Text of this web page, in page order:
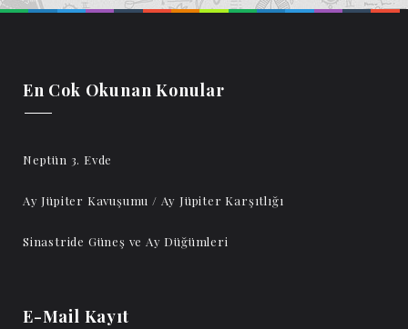
En Cok Okunan Konular
Neptün 3. Evde
Ay Jüpiter Kavuşumu / Ay Jüpiter Karşıtlığı
Sinastride Güneş ve Ay Düğümleri
E-Mail Kayıt